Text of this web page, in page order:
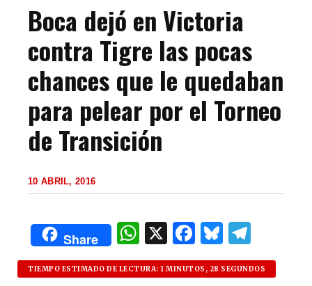
Boca dejó en Victoria
contra Tigre las pocas
chances que le quedaban
para pelear por el Torneo
de Transición
10 ABRIL, 2016
Share
W
h
at
X F
a
c
B
lu
es
el
e
TIEMPO ESTIMADO DE LECTURA: 1 MINUTOS, 28 SEGUNDOS